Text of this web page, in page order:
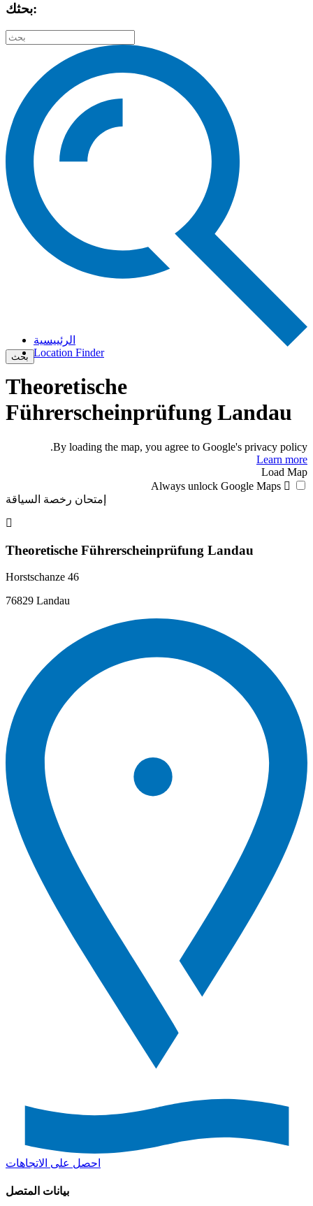
بحثك:
بحث
الرئييسية
Location Finder
Theoretische
Führerscheinprüfung Landau
By loading the map, you agree to Google's privacy policy.
Learn more
Load Map
Always unlock Google Maps
إمتحان رخصة السياقة
Theoretische Führerscheinprüfung Landau
Horstschanze 46
76829 Landau
احصل على الاتجاهات
بيانات المتصل